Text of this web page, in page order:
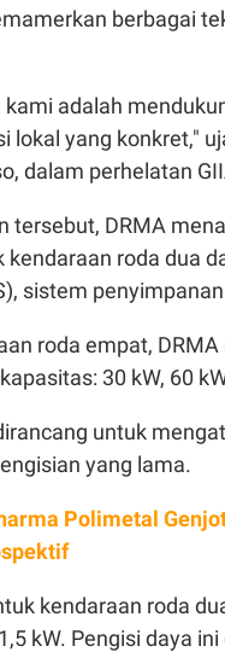
berbagai
kami adalah
lokal yang konkret,"
dalam perhelatan
tersebut, DRMA
kendaraan roda dua
sistem
roda empat,
30 kW, 60
untuk
yang lama.
Polimetal
kendaraan roda
kW. Pengisi daya